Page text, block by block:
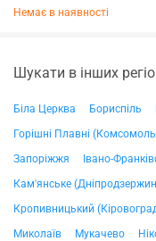
Немає в наявності
Шукати в інших
Біла Церква Бориспіль
Горішні Плавні
Запоріжжя
Івано-
Кам'янське
Кропивницький
Миколаїв
Мукачево